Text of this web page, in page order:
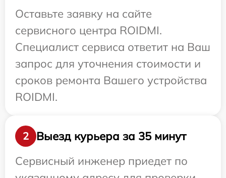
Оставьте заявку на сайте
сервисного центра ROIDMI.
Специалист сервиса ответит на Ваш
запрос для уточнения стоимости и
сроков ремонта Вашего устройства
ROIDMI.
2
Выезд курьера за 35 минут
Сервисный инженер приедет по